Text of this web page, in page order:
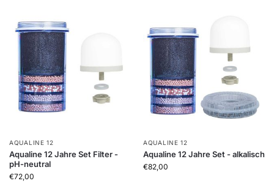
AQUALINE 12
Aqualine 12 Jahre Set Filter -
pH-neutral
€72,00
AQUALINE 12
Aqualine 12 Jahre Set - alkalisch
€82,00